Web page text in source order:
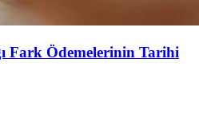
Fark Ödemelerinin Tarihi